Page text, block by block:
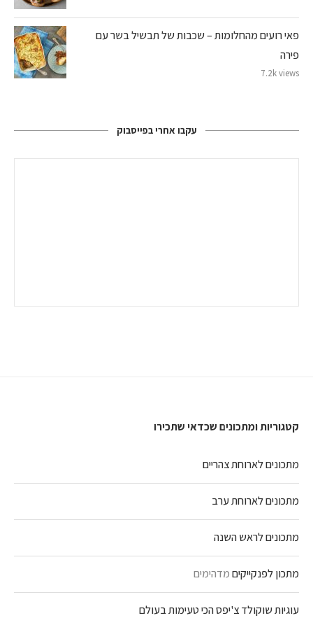
פאי רועים מהחלומות – שכבות של תבשיל בשר עם
פירה
7.2k views
עקבו אחרי בפייסבוק
קטגוריות ומתכונים שכדאי שתכירו
מתכונים לארוחת צהריים
מתכונים לארוחת ערב
מתכונים לראש השנה
מתכון לפנקייקיםמדהימים
עוגיות שוקולד צ'יפס הכי טעימות בעולם